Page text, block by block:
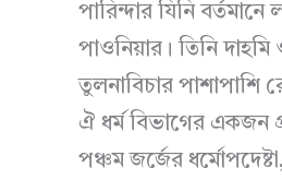
পারিন্দার যিনি
পাওনিয়ার। তিনি
তুলনাবিচার পাশাপাশি
ঐ ধর্ম বিভাগের একজন
পঞ্চম জর্জের